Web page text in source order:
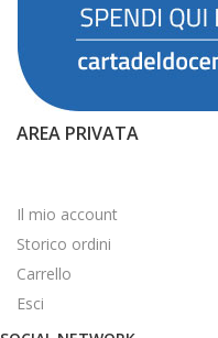
AREA PRIVATA
Il mio account
Storico ordini
Carrello
Esci